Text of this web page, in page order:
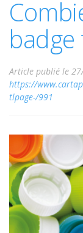
badge
Article publié le
https://
tlpage-/991